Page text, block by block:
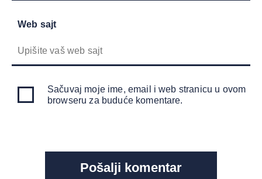
Web sajt
Sačuvaj moje ime, email i web stranicu u ovom
browseru za buduće komentare.